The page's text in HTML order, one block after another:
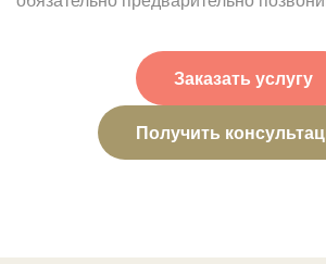
Заказать услугу
Получить